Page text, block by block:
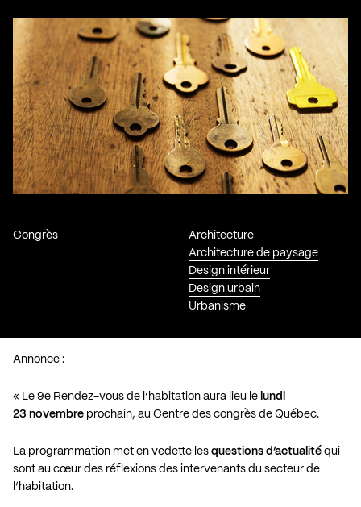
Congrès
Architecture
Architecture de paysage
Design intérieur
Design urbain
Urbanisme
Annonce :
« Le 9e Rendez-vous de l’habitation aura lieu le lundi
23 novembre prochain, au Centre des congrès de Québec.
La programmation met en vedette les questions d’actualité qui
sont au cœur des réflexions des intervenants du secteur de
l’habitation.